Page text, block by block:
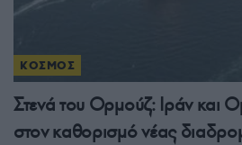
ΚΟΣΜΟΣ
Στενά του Ορμούζ: Ιράν και
στον καθορισμό νέας